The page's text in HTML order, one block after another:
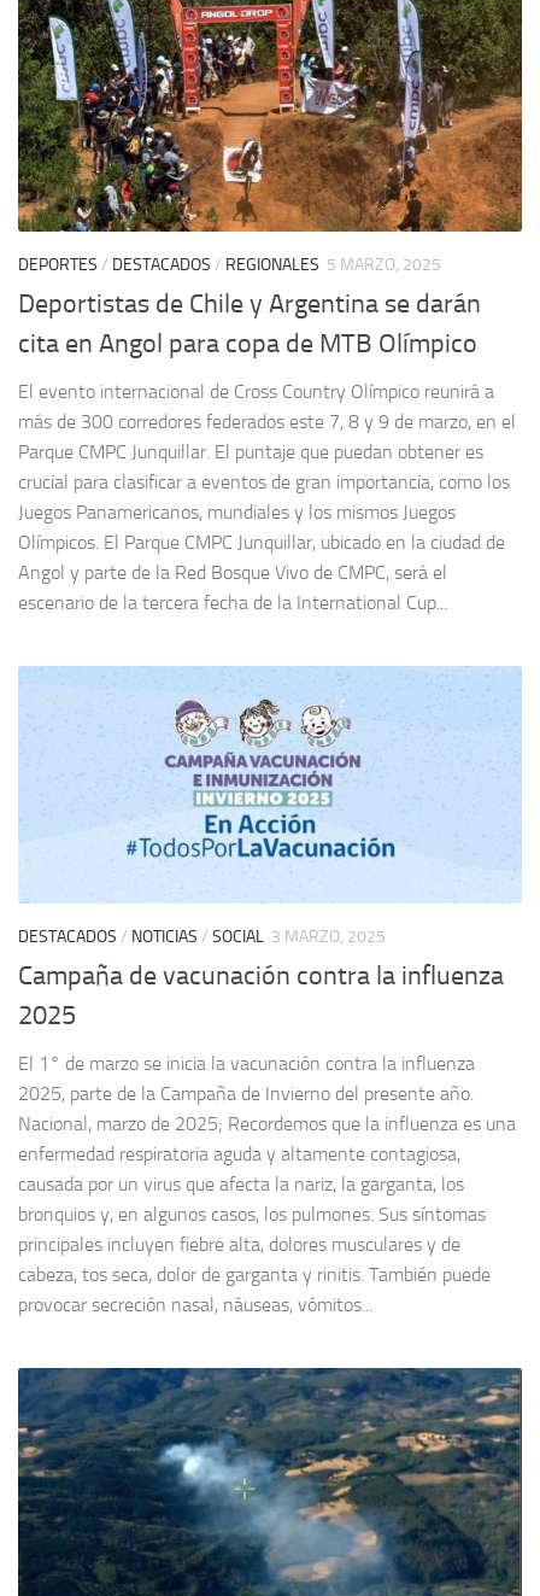
DEPORTES / DESTACADOS / REGIONALES 5 MARZO, 2025
Deportistas de Chile y Argentina se darán
cita en Angol para copa de MTB Olímpico
El evento internacional de Cross Country Olímpico reunirá a
más de 300 corredores federados este 7, 8 y 9 de marzo, en el
Parque CMPC Junquillar. El puntaje que puedan obtener es
crucial para clasificar a eventos de gran importancia, como los
Juegos Panamericanos, mundiales y los mismos Juegos
Olímpicos. El Parque CMPC Junquillar, ubicado en la ciudad de
Angol y parte de la Red Bosque Vivo de CMPC, será el
escenario de la tercera fecha de la International Cup...
DESTACADOS / NOTICIAS / SOCIAL 3 MARZO, 2025
Campaña de vacunación contra la influenza
2025
El 1° de marzo se inicia la vacunación contra la influenza
2025, parte de la Campaña de Invierno del presente año.
Nacional, marzo de 2025; Recordemos que la influenza es una
enfermedad respiratoria aguda y altamente contagiosa,
causada por un virus que afecta la nariz, la garganta, los
bronquios y, en algunos casos, los pulmones. Sus síntomas
principales incluyen fiebre alta, dolores musculares y de
cabeza, tos seca, dolor de garganta y rinitis. También puede
provocar secreción nasal, náuseas, vómitos...